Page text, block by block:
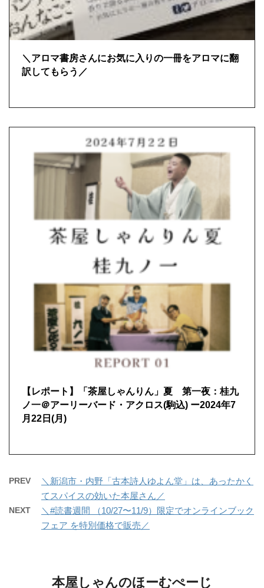
＼アロマ書房さんにお気に入りの一冊をアロマに翻
訳してもらう／
【レポート】「茶屋しゃんりん」夏 第一夜：桂九
ノ一＠アーリーバード・アクロス(駒込) ー2024年7
月22日(月)
PREV
＼新潟市・内野「古本詩人ゆよん堂」は、あったかく
てスパイスの効いた本屋さん／
NEXT
＼#読書週間 （10/27〜11/9）限定でオンラインブック
フェア を特別価格で販売／
本屋しゃんのほーむぺーじ